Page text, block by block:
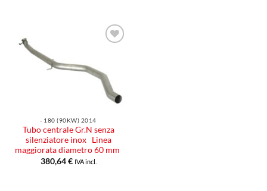
desideri
- 180 (90KW) 2014
Tubo centrale Gr.N senza
silenziatore inox Linea
maggiorata diametro 60 mm
380,64€ IVA incl.